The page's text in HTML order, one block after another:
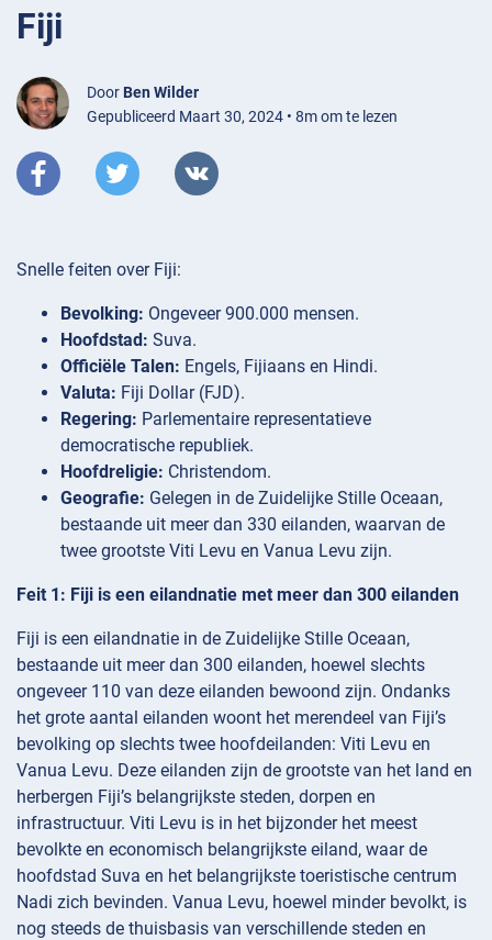
Fiji
Door Ben Wilder
Gepubliceerd Maart 30, 2024 • 8m om te lezen
Snelle feiten over Fiji:
Bevolking: Ongeveer 900.000 mensen.
Hoofdstad: Suva.
Officiële Talen: Engels, Fijiaans en Hindi.
Valuta: Fiji Dollar (FJD).
Regering: Parlementaire representatieve
democratische republiek.
Hoofdreligie: Christendom.
Geografie: Gelegen in de Zuidelijke Stille Oceaan,
bestaande uit meer dan 330 eilanden, waarvan de
twee grootste Viti Levu en Vanua Levu zijn.
Feit 1: Fiji is een eilandnatie met meer dan 300 eilanden
Fiji is een eilandnatie in de Zuidelijke Stille Oceaan,
bestaande uit meer dan 300 eilanden, hoewel slechts
ongeveer 110 van deze eilanden bewoond zijn. Ondanks
het grote aantal eilanden woont het merendeel van Fiji’s
bevolking op slechts twee hoofdeilanden: Viti Levu en
Vanua Levu. Deze eilanden zijn de grootste van het land en
herbergen Fiji’s belangrijkste steden, dorpen en
infrastructuur. Viti Levu is in het bijzonder het meest
bevolkte en economisch belangrijkste eiland, waar de
hoofdstad Suva en het belangrijkste toeristische centrum
Nadi zich bevinden. Vanua Levu, hoewel minder bevolkt, is
nog steeds de thuisbasis van verschillende steden en